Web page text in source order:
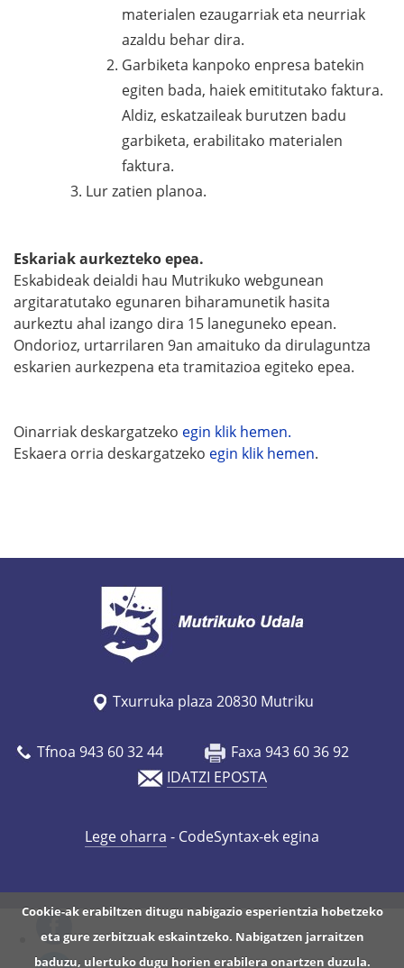
Cookie-ak erabiltzen ditugu nabigazio esperientzia hobetzeko
eta gure zerbitzuak eskaintzeko. Nabigatzen jarraitzen
baduzu, ulertuko dugu horien erabilera onartzen duzula.
materialen ezaugarriak eta neurriak
azaldu behar dira.
Garbiketa kanpoko enpresa batekin
egiten bada, haiek emititutako faktura.
Aldiz, eskatzaileak burutzen badu
garbiketa, erabilitako materialen
faktura.
Lur zatien planoa.
Eskariak aurkezteko epea.
Eskabideak deialdi hau Mutrikuko webgunean
argitaratutako egunaren biharamunetik hasita
aurkeztu ahal izango dira 15 laneguneko epean.
Ondorioz, urtarrilaren 9an amaituko da dirulaguntza
eskarien aurkezpena eta tramitazioa egiteko epea.
Oinarriak deskargatzeko egin klik hemen.
Eskaera orria deskargatzeko egin klik hemen.
Txurruka plaza 20830 Mutriku
Tfnoa 943 60 32 44
Faxa 943 60 36 92
IDATZI EPOSTA
Lege oharra - CodeSyntax-ek egina